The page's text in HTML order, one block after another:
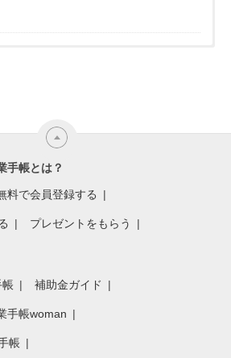
手帳とは？
料で会員登録する
プレゼントをもらう
帳 補助金ガイド
手帳woman
帳